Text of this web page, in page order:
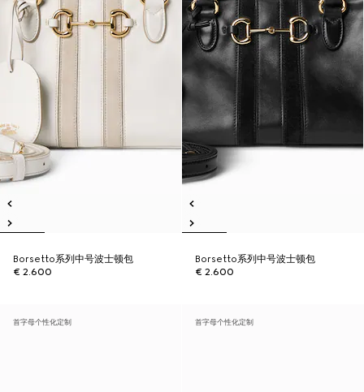
Borsetto系列中号波士顿包
€ 2.600
Borsetto系列中号波士顿包
€ 2.600
首字母个性化定制 首字母个性化定制